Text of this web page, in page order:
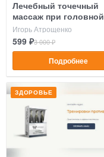
Лечебный точечный
массаж при головной
боли, давлении
Игорь Атрощенко
599 ₽3 000 ₽
Подробнее
ЗДОРОВЬЕ